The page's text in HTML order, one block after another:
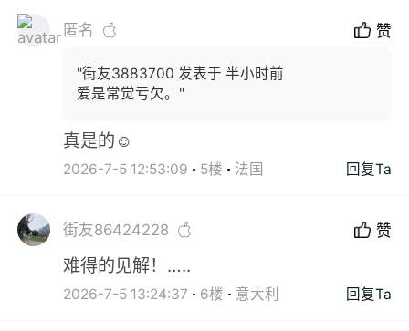
匿名 赞
"街友3883700 发表于 半小时前
爱是常觉亏欠。"
真是的☺️
2026-7-5 12:53:09 5楼 法国 回复Ta
街友86424228 赞
难得的见解！…..
2026-7-5 13:24:37 6楼 意大利 回复Ta